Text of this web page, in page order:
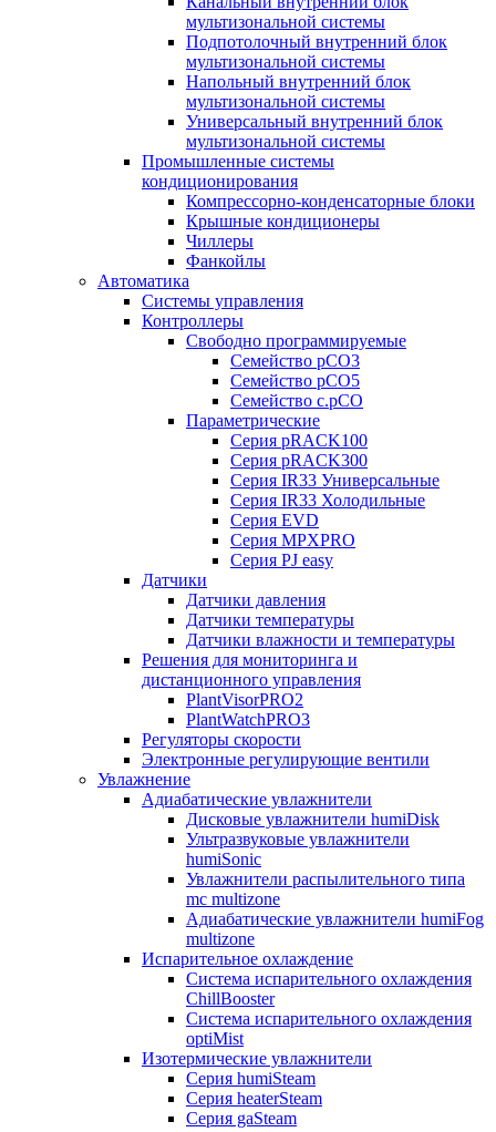
мультизональной системы
Подпотолочный внутренний блок
мультизональной системы
Напольный внутренний блок
мультизональной системы
Универсальный внутренний блок
мультизональной системы
Промышленные системы
кондиционирования
Компрессорно-конденсаторные блоки
Крышные кондиционеры
Чиллеры
Фанкойлы
Автоматика
Системы управления
Контроллеры
Свободно программируемые
Семейство pCO3
Семейство pCO5
Семейство c.pCO
Параметрические
Серия pRACK100
Серия pRACK300
Серия IR33 Универсальные
Серия IR33 Холодильные
Серия EVD
Серия MPXPRO
Серия PJ easy
Датчики
Датчики давления
Датчики температуры
Датчики влажности и температуры
Решения для мониторинга и
дистанционного управления
PlantVisorPRO2
PlantWatchPRO3
Регуляторы скорости
Электронные регулирующие вентили
Увлажнение
Адиабатические увлажнители
Дисковые увлажнители humiDisk
Ультразвуковые увлажнители
humiSonic
Увлажнители распылительного типа
mc multizone
Адиабатические увлажнители humiFog
multizone
Испарительное охлаждение
Система испарительного охлаждения
ChillBooster
Система испарительного охлаждения
optiMist
Изотермические увлажнители
Серия humiSteam
Серия heaterSteam
Серия gaSteam